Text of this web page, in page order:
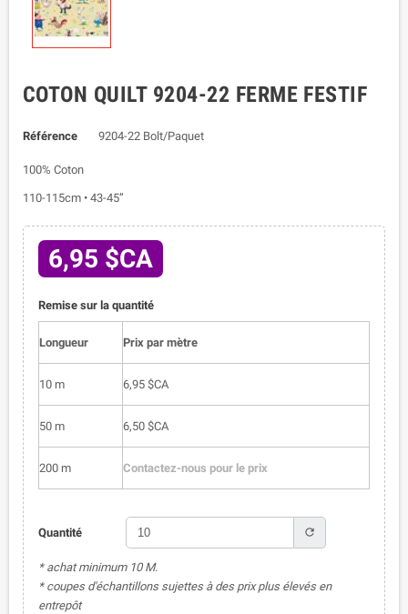
COTON QUILT 9204-22 FERME FESTIF
Référence 9204-22 Bolt/Paquet
100% Coton
110-115cm • 43-45”
6,95 $CA
Remise sur la quantité
Longueur Prix par mètre
10 m 6,95 $CA
50 m 6,50 $CA
200 m Contactez-nous pour le prix
Quantité refresh
* achat minimum 10 M.
* coupes d'échantillons sujettes à des prix plus élevés en
entrepôt